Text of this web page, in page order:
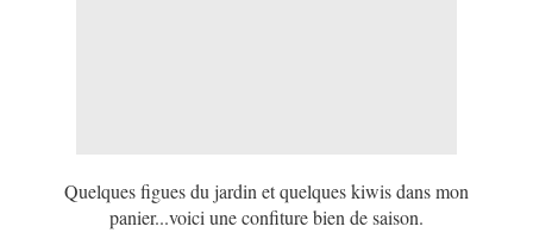
Quelques figues du jardin et quelques kiwis dans mon
panier...voici une confiture bien de saison.